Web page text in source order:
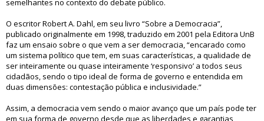
semelhantes no contexto do debate público.
O escritor Robert A. Dahl, em seu livro “Sobre a Democracia”,
publicado originalmente em 1998, traduzido em 2001 pela Editora UnB
faz um ensaio sobre o que vem a ser democracia, “encarado como
um sistema político que tem, em suas características, a qualidade de
ser inteiramente ou quase inteiramente ‘responsivo’ a todos seus
cidadãos, sendo o tipo ideal de forma de governo e entendida em
duas dimensões: contestação pública e inclusividade.”
Assim, a democracia vem sendo o maior avanço que um país pode ter
em sua forma de governo desde que as liberdades e garantias